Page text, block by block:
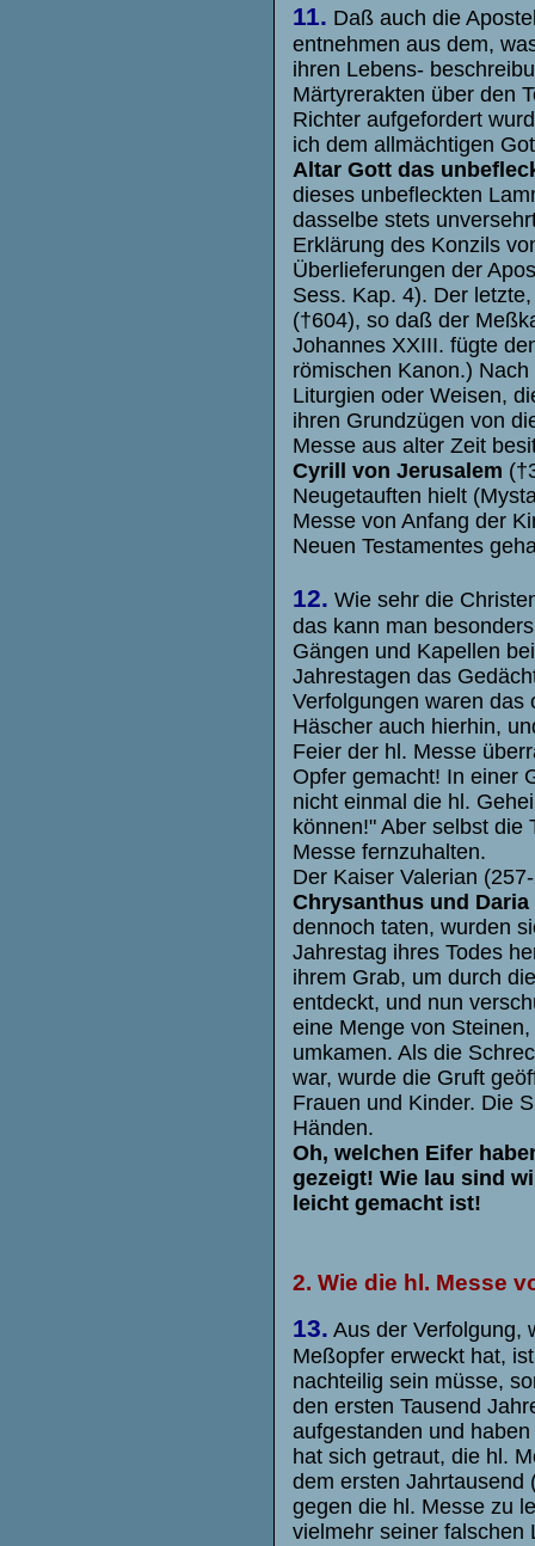
11. Daß auch die
entnehmen aus dem,
ihren Lebens-
Märtyrerakten über den
Richter aufgefordert
ich dem allmächtigen
Altar Gott das
dieses unbefleckten
dasselbe stets
Erklärung des Konzils
Überlieferungen der
Sess. Kap. 4). Der
(†604), so daß der
Johannes XXIII. fügte
römischen Kanon.)
Liturgien oder Weisen,
ihren Grundzügen von
Messe aus alter Zeit
Cyrill von Jerusalem
Neugetauften hielt
Messe von Anfang der
Neuen Testamentes
12. Wie sehr die
das kann man
Gängen und Kapellen
Jahrestagen das
Verfolgungen waren das
Häscher auch hierhin,
Feier der hl. Messe
Opfer gemacht! In einer
nicht einmal die hl.
können!" Aber selbst die
Messe fernzuhalten.
Der Kaiser Valerian
Chrysanthus und Daria
dennoch taten, wurden
Jahrestag ihres Todes
ihrem Grab, um durch
entdeckt, und nun
eine Menge von
umkamen. Als die
war, wurde die Gruft
Frauen und Kinder. Die
Händen.
Oh, welchen Eifer
gezeigt! Wie lau sind
leicht gemacht ist!
2. Wie die hl. Messe
13. Aus der Verfolgung,
Meßopfer erweckt hat,
nachteilig sein müsse,
den ersten Tausend
aufgestanden und
hat sich getraut, die hl.
dem ersten Jahrtausend
gegen die hl. Messe zu
vielmehr seiner falschen